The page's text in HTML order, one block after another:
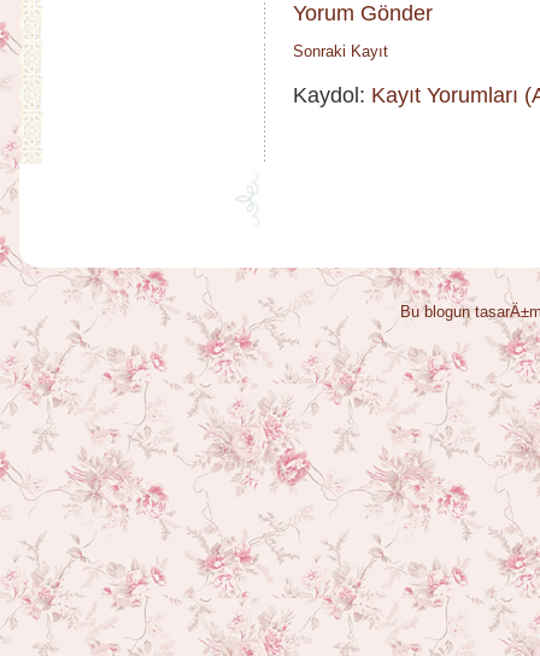
Yorum Gönder
Sonraki Kayıt
Kaydol: Kayıt Yorumları
Bu blogun